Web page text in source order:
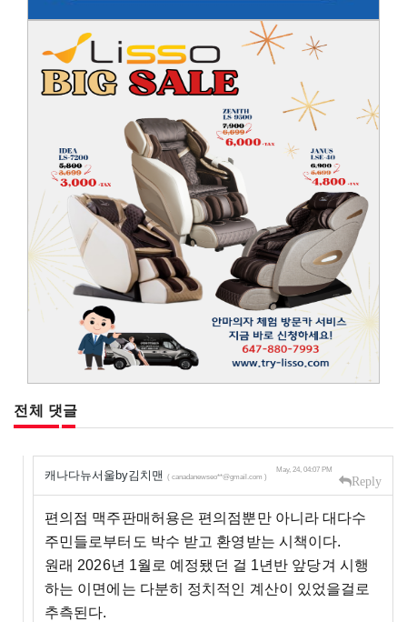
전체 댓글
캐나다뉴서울by김치맨 ( canadanewseo**@gmail.com )
May, 24, 04:07 PM
Reply
편의점 맥주판매허용은 편의점뿐만 아니라 대다수
주민들로부터도 박수 받고 환영받는 시책이다.
원래 2026년 1월로 예정됐던 걸 1년반 앞당겨 시행
하는 이면에는 다분히 정치적인 계산이 있었을걸로
추측된다.